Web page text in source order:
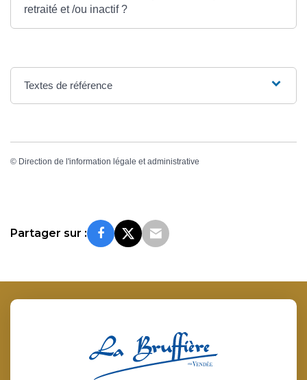
retraité et /ou inactif ?
Textes de référence
© Direction de l'information légale et administrative
Partager sur :